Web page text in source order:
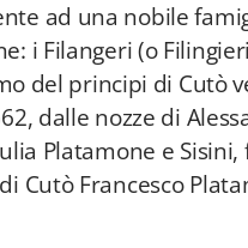
ad una nobile
i Filangeri (o
del principi di Cutò
dalle nozze di
Platamone e Sisini,
Cutò Francesco